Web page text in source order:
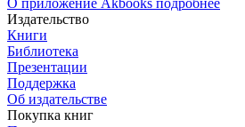
Издательство
Книги
Библиотека
Презентации
Поддержка
Об издательстве
Покупка книг